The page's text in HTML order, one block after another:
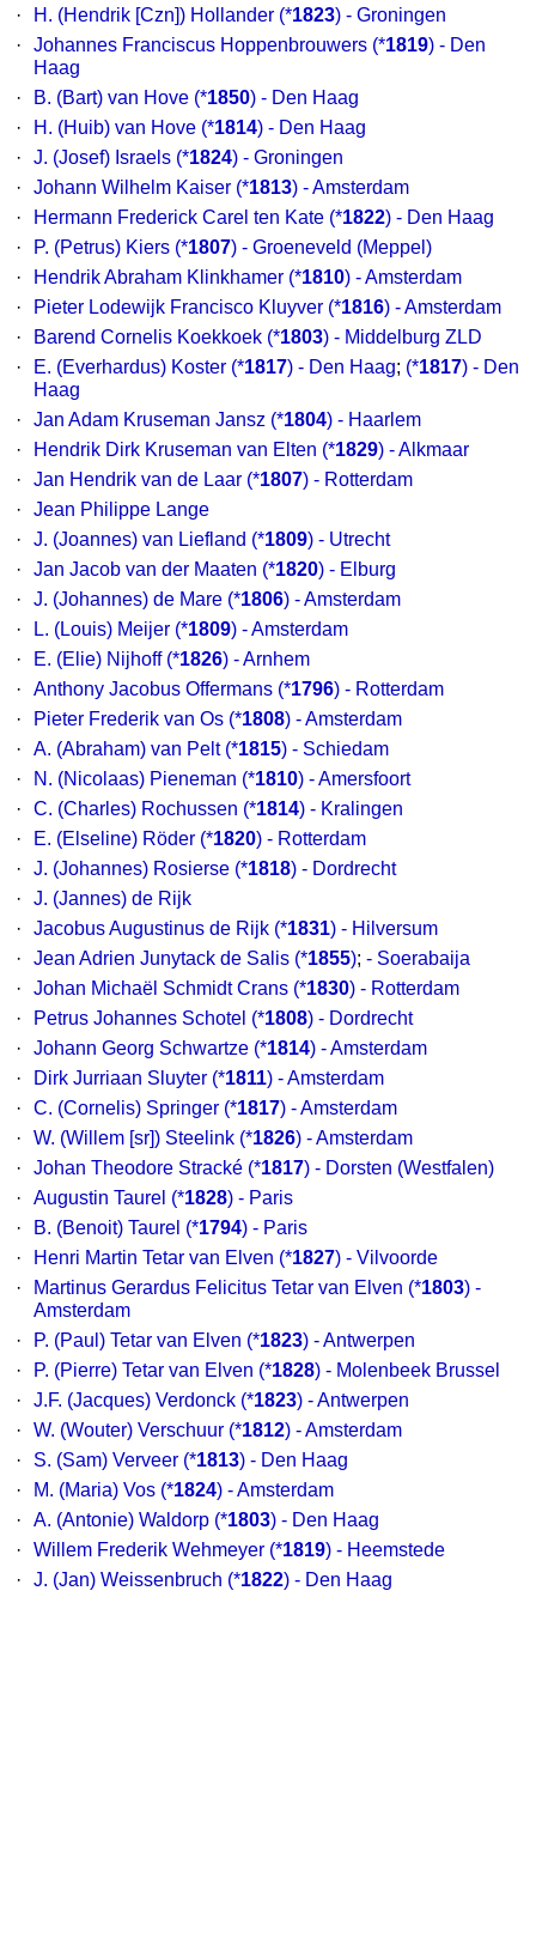
·
H. (Hendrik [Czn]) Hollander (*1823) - Groningen
·
Johannes Franciscus Hoppenbrouwers (*1819) - Den
Haag
·
B. (Bart) van Hove (*1850) - Den Haag
·
H. (Huib) van Hove (*1814) - Den Haag
·
J. (Josef) Israels (*1824) - Groningen
·
Johann Wilhelm Kaiser (*1813) - Amsterdam
·
Hermann Frederick Carel ten Kate (*1822) - Den Haag
·
P. (Petrus) Kiers (*1807) - Groeneveld (Meppel)
·
Hendrik Abraham Klinkhamer (*1810) - Amsterdam
·
Pieter Lodewijk Francisco Kluyver (*1816) - Amsterdam
·
Barend Cornelis Koekkoek (*1803) - Middelburg ZLD
·
E. (Everhardus) Koster (*1817) - Den Haag; (*1817) - Den
Haag
·
Jan Adam Kruseman Jansz (*1804) - Haarlem
·
Hendrik Dirk Kruseman van Elten (*1829) - Alkmaar
·
Jan Hendrik van de Laar (*1807) - Rotterdam
·
Jean Philippe Lange
·
J. (Joannes) van Liefland (*1809) - Utrecht
·
Jan Jacob van der Maaten (*1820) - Elburg
·
J. (Johannes) de Mare (*1806) - Amsterdam
·
L. (Louis) Meijer (*1809) - Amsterdam
·
E. (Elie) Nijhoff (*1826) - Arnhem
·
Anthony Jacobus Offermans (*1796) - Rotterdam
·
Pieter Frederik van Os (*1808) - Amsterdam
·
A. (Abraham) van Pelt (*1815) - Schiedam
·
N. (Nicolaas) Pieneman (*1810) - Amersfoort
·
C. (Charles) Rochussen (*1814) - Kralingen
·
E. (Elseline) Röder (*1820) - Rotterdam
·
J. (Johannes) Rosierse (*1818) - Dordrecht
·
J. (Jannes) de Rijk
·
Jacobus Augustinus de Rijk (*1831) - Hilversum
·
Jean Adrien Junytack de Salis (*1855); - Soerabaija
·
Johan Michaël Schmidt Crans (*1830) - Rotterdam
·
Petrus Johannes Schotel (*1808) - Dordrecht
·
Johann Georg Schwartze (*1814) - Amsterdam
·
Dirk Jurriaan Sluyter (*1811) - Amsterdam
·
C. (Cornelis) Springer (*1817) - Amsterdam
·
W. (Willem [sr]) Steelink (*1826) - Amsterdam
·
Johan Theodore Stracké (*1817) - Dorsten (Westfalen)
·
Augustin Taurel (*1828) - Paris
·
B. (Benoit) Taurel (*1794) - Paris
·
Henri Martin Tetar van Elven (*1827) - Vilvoorde
·
Martinus Gerardus Felicitus Tetar van Elven (*1803) -
Amsterdam
·
P. (Paul) Tetar van Elven (*1823) - Antwerpen
·
P. (Pierre) Tetar van Elven (*1828) - Molenbeek Brussel
·
J.F. (Jacques) Verdonck (*1823) - Antwerpen
·
W. (Wouter) Verschuur (*1812) - Amsterdam
·
S. (Sam) Verveer (*1813) - Den Haag
·
M. (Maria) Vos (*1824) - Amsterdam
·
A. (Antonie) Waldorp (*1803) - Den Haag
·
Willem Frederik Wehmeyer (*1819) - Heemstede
·
J. (Jan) Weissenbruch (*1822) - Den Haag